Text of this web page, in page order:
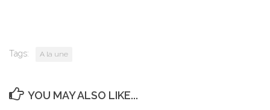
Tags: A la une
YOU MAY ALSO LIKE...